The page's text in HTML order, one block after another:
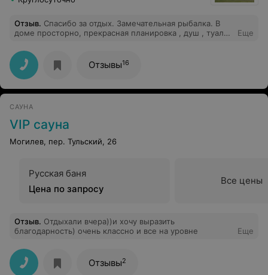
Отзыв. Спасибо за отдых. Замечательная рыбалка. В
доме просторно, прекрасная планировка , душ , туалет
понравились пейзажи, вид на водохранилище, острова,
утки совсем не боятся. На территории всё чисто
ухожено, еда вкусная
Еще
Отзывы16
САУНА
VIP сауна
Могилев, пер. Тульский, 26
Русская баня
Цена по запросу
Все цены
Отзыв. Отдыхали вчера))и хочу выразить
благодарность) очень классно и все на уровне
Еще
Отзывы2